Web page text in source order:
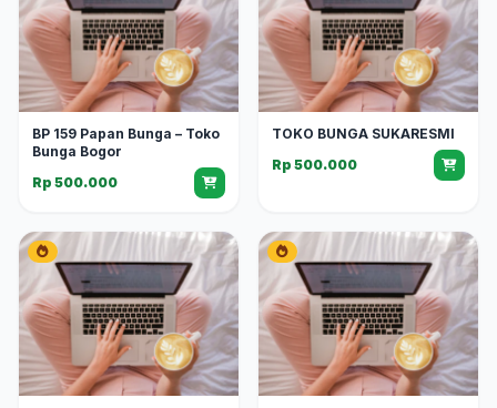
BP 159 Papan Bunga – Toko
Bunga Bogor
Rp 500.000
TOKO BUNGA SUKARESMI
Rp 500.000